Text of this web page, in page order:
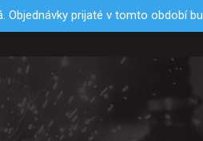
Objednávky prijaté v tomto období